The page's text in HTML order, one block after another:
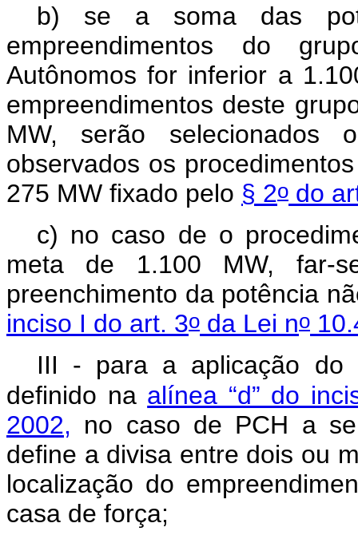
b) se a soma das
empreendimentos do
Autônomos for inferior a
empreendimentos deste
MW, serão
observados os
275 MW fixado pelo § 2o do
c) no caso de o
meta de 1.100 MW, far-
preenchimento da potência
inciso I do art. 3o da Lei no
III - para a aplicação do
definido na alínea “d” do
2002, no caso de PCH a
define a divisa entre dois ou
localização do
casa de força;